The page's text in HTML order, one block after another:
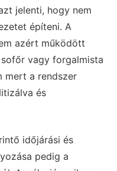
jelenti, hogy nem
építeni. A
azért működött
vagy forgalmista
mert a rendszer
és
időjárási és
pedig a